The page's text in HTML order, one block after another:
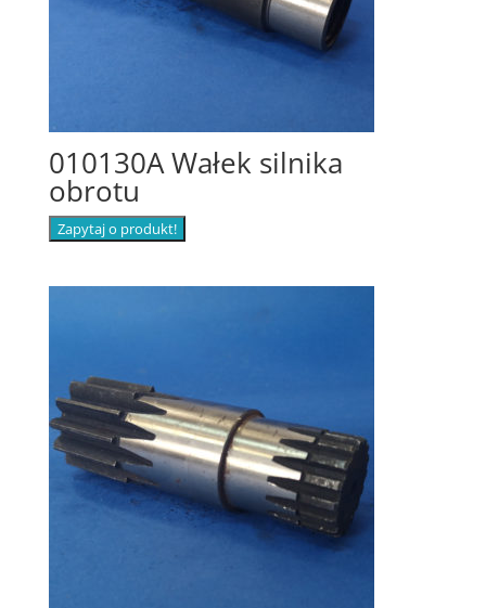
010130A Wałek silnika
obrotu
Zapytaj o produkt!